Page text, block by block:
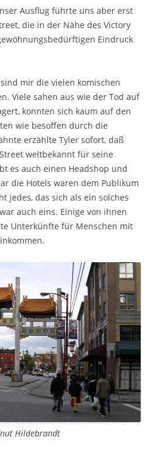
Ausflug führte uns aber erst
die in der Nähe des Victory
Eindruck
mir die vielen komischen
Viele sahen aus wie der Tod auf
konnten sich kaum auf den
wie besoffen durch die
erzählte Tyler sofort, daß
weltbekannt für seine
es auch einen Headshop und
die Hotels waren dem Publikum
jedes, das sich als ein solches
auch eins. Einige von ihnen
Unterkünfte für Menschen mit
Hildebrandt